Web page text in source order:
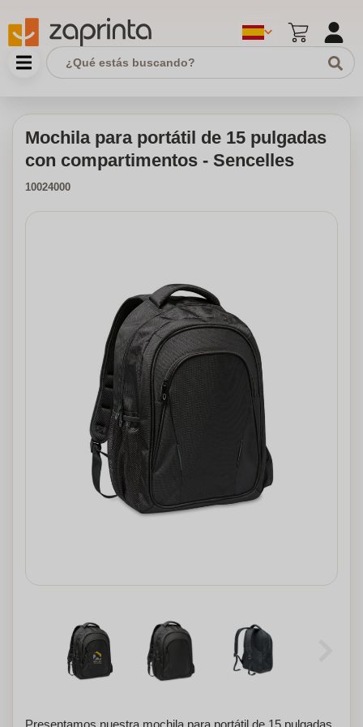
Mochila para portátil de 15 pulgadas
con compartimentos - Sencelles
10024000
Presentamos nuestra mochila para portátil de 15 pulgadas,